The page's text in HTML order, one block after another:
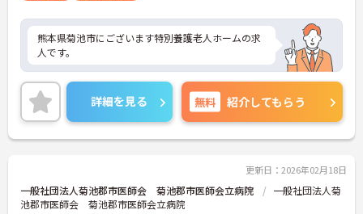
熊本県菊池市にございます特別養護老人ホームの求
人です。
詳細を見る 無料 紹介してもらう
更新日：2026年02月18日
一般社団法人菊池郡市医師会 菊池郡市医師会立病院
一般社団法人菊
池郡市医師会 菊池郡市医師会立病院